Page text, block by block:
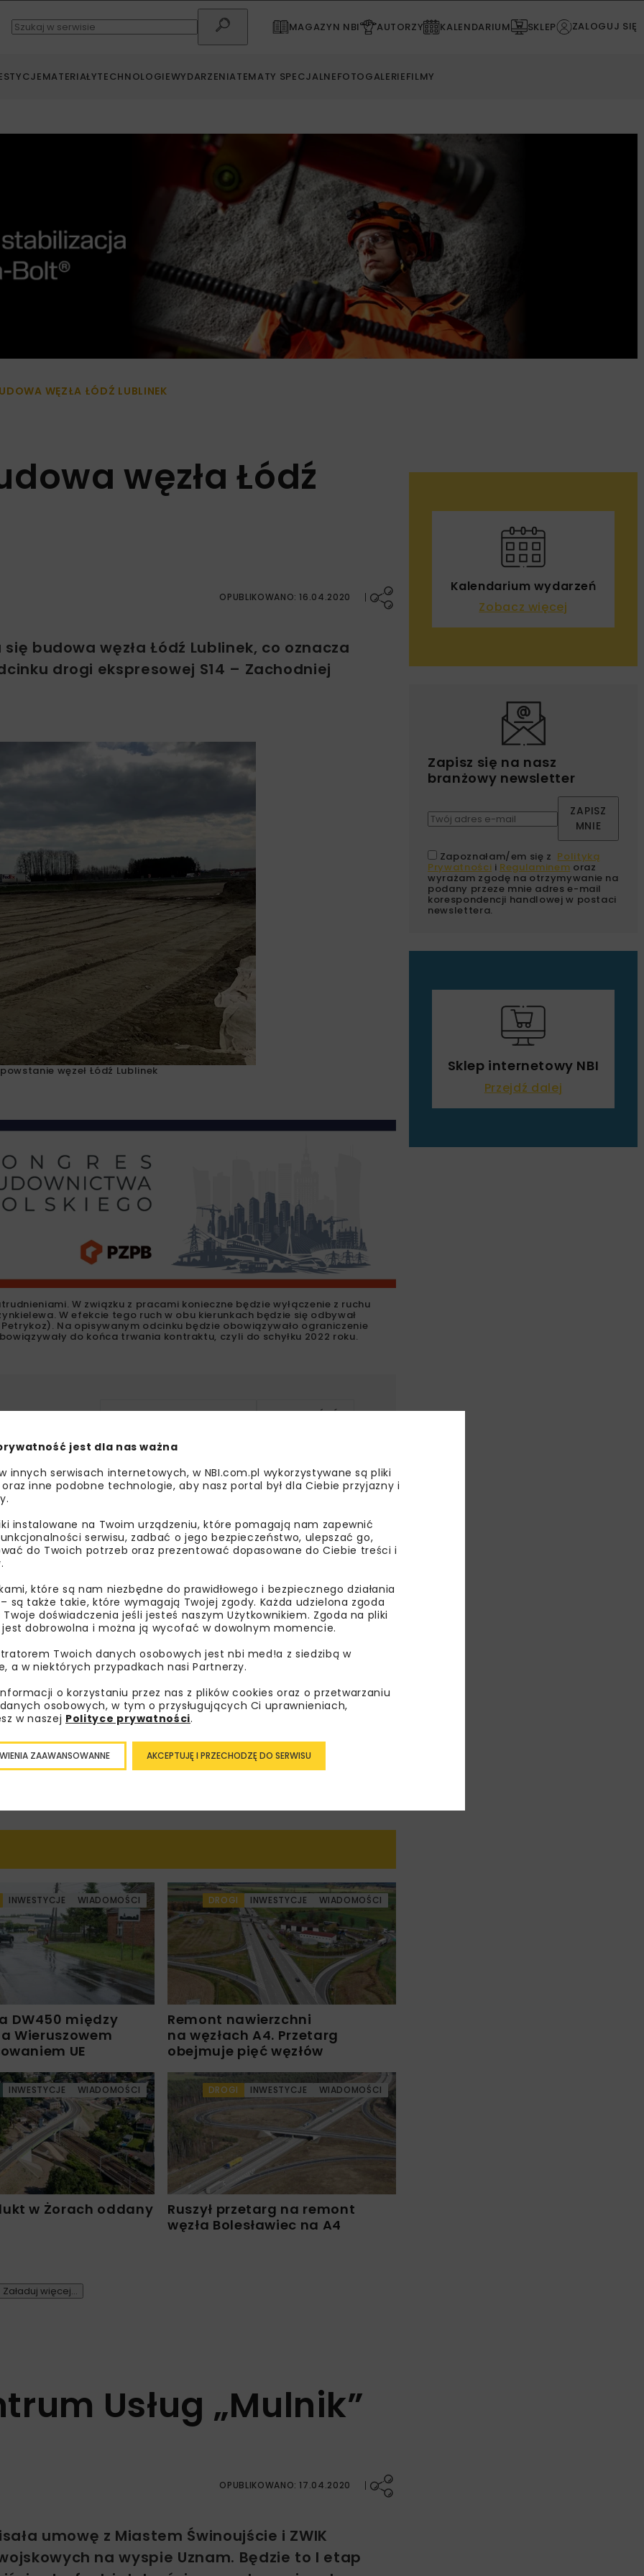
MAGAZYN NBI AUTORZY KALENDARIUM SKLEP ZALOGUJ SIĘ
MATERIAŁYTECHNOLOGIEWYDARZENIATEMATY SPECJALNEFOTOGALERIEFILMY
WĘZŁA ŁÓDŹ LUBLINEK
węzła Łódź
OPUBLIKOWANO: 16.04.2020
budowa węzła Łódź Lublinek, co oznacza
drogi ekspresowej S14 – Zachodniej
węzeł Łódź Lublinek
W związku z pracami konieczne będzie wyłączenie z ruchu
W efekcie tego ruch w obu kierunkach będzie się odbywał
Na opisywanym odcinku będzie obowiązywało ograniczenie
do końca trwania kontraktu, czyli do schyłku 2022 roku.
DROGA EKSPRESOWA S14 GDDKIA ŁÓDŹ
WĘZEŁ ŁÓDŹ LUBLINEK ZACHODNIA OBWODNICA ŁODZI
wiedzieć więcej?
się do newslettera aby otrzymywać od nas
informacje branżowe, zaproszenia na
atrakcyjne oferty i dedykowane akcje
em się zPolityką PrywatnościiRegulaminemoraz
zgodę na otrzymywanie na podany przeze mnie adres e-
handlowej w postaci newslettera.
ZAPISZ MNIE
INWESTYCJE WIADOMOŚCI
DW450 między
Wieruszowem
UE
DROGI INWESTYCJE WIADOMOŚCI
Remont nawierzchni
na węzłach A4. Przetarg
obejmuje pięć węzłów
INWESTYCJE WIADOMOŚCI
w Żorach oddany
DROGI INWESTYCJE WIADOMOŚCI
Ruszył przetarg na remont
węzła Bolesławiec na A4
Załaduj więcej...
Usług „Mulnik”
OPUBLIKOWANO: 17.04.2020
umowę z Miastem Świnoujście i ZWIK
na wyspie Uznam. Będzie to I etap
Kalendarium wydarzeń
Zobacz więcej
Zapisz się na nasz
branżowy newsletter
ZAPISZ
MNIE
Zapoznałam/em się z Polityką
Prywatności i Regulaminem oraz
wyrażam zgodę na otrzymywanie na
podany przeze mnie adres e-mail
korespondencji handlowej w postaci
newslettera.
Sklep internetowy NBI
Przejdź dalej
jest dla nas ważna
innych serwisach internetowych, w NBI.com.pl wykorzystywane są pliki
inne podobne technologie, aby nasz portal był dla Ciebie przyjazny i
instalowane na Twoim urządzeniu, które pomagają nam zapewnić
serwisu, zadbać o jego bezpieczeństwo, ulepszać go,
do Twoich potrzeb oraz prezentować dopasowane do Ciebie treści i
które są nam niezbędne do prawidłowego i bezpiecznego działania
są także takie, które wymagają Twojej zgody. Każda udzielona zgoda
doświadczenia jeśli jesteś naszym Użytkownikiem. Zgoda na pliki
dobrowolna i można ją wycofać w dowolnym momencie.
Twoich danych osobowych jest nbi med!a z siedzibą w
a w niektórych przypadkach nasi Partnerzy.
o korzystaniu przez nas z plików cookies oraz o przetwarzaniu
osobowych, w tym o przysługujących Ci uprawnieniach,
w naszej Polityce prywatności.
AKCEPTUJĘ I PRZECHODZĘ DO SERWISU
ZAAWANSOWANNE